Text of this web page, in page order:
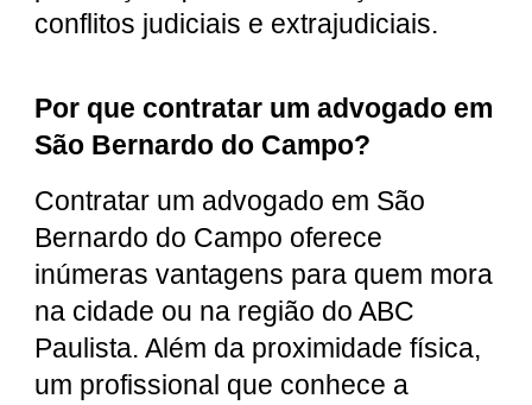
conflitos judiciais e extrajudiciais.
Por que contratar um advogado em
São Bernardo do Campo?
Contratar um advogado em São
Bernardo do Campo oferece
inúmeras vantagens para quem mora
na cidade ou na região do ABC
Paulista. Além da proximidade física,
um profissional que conhece a